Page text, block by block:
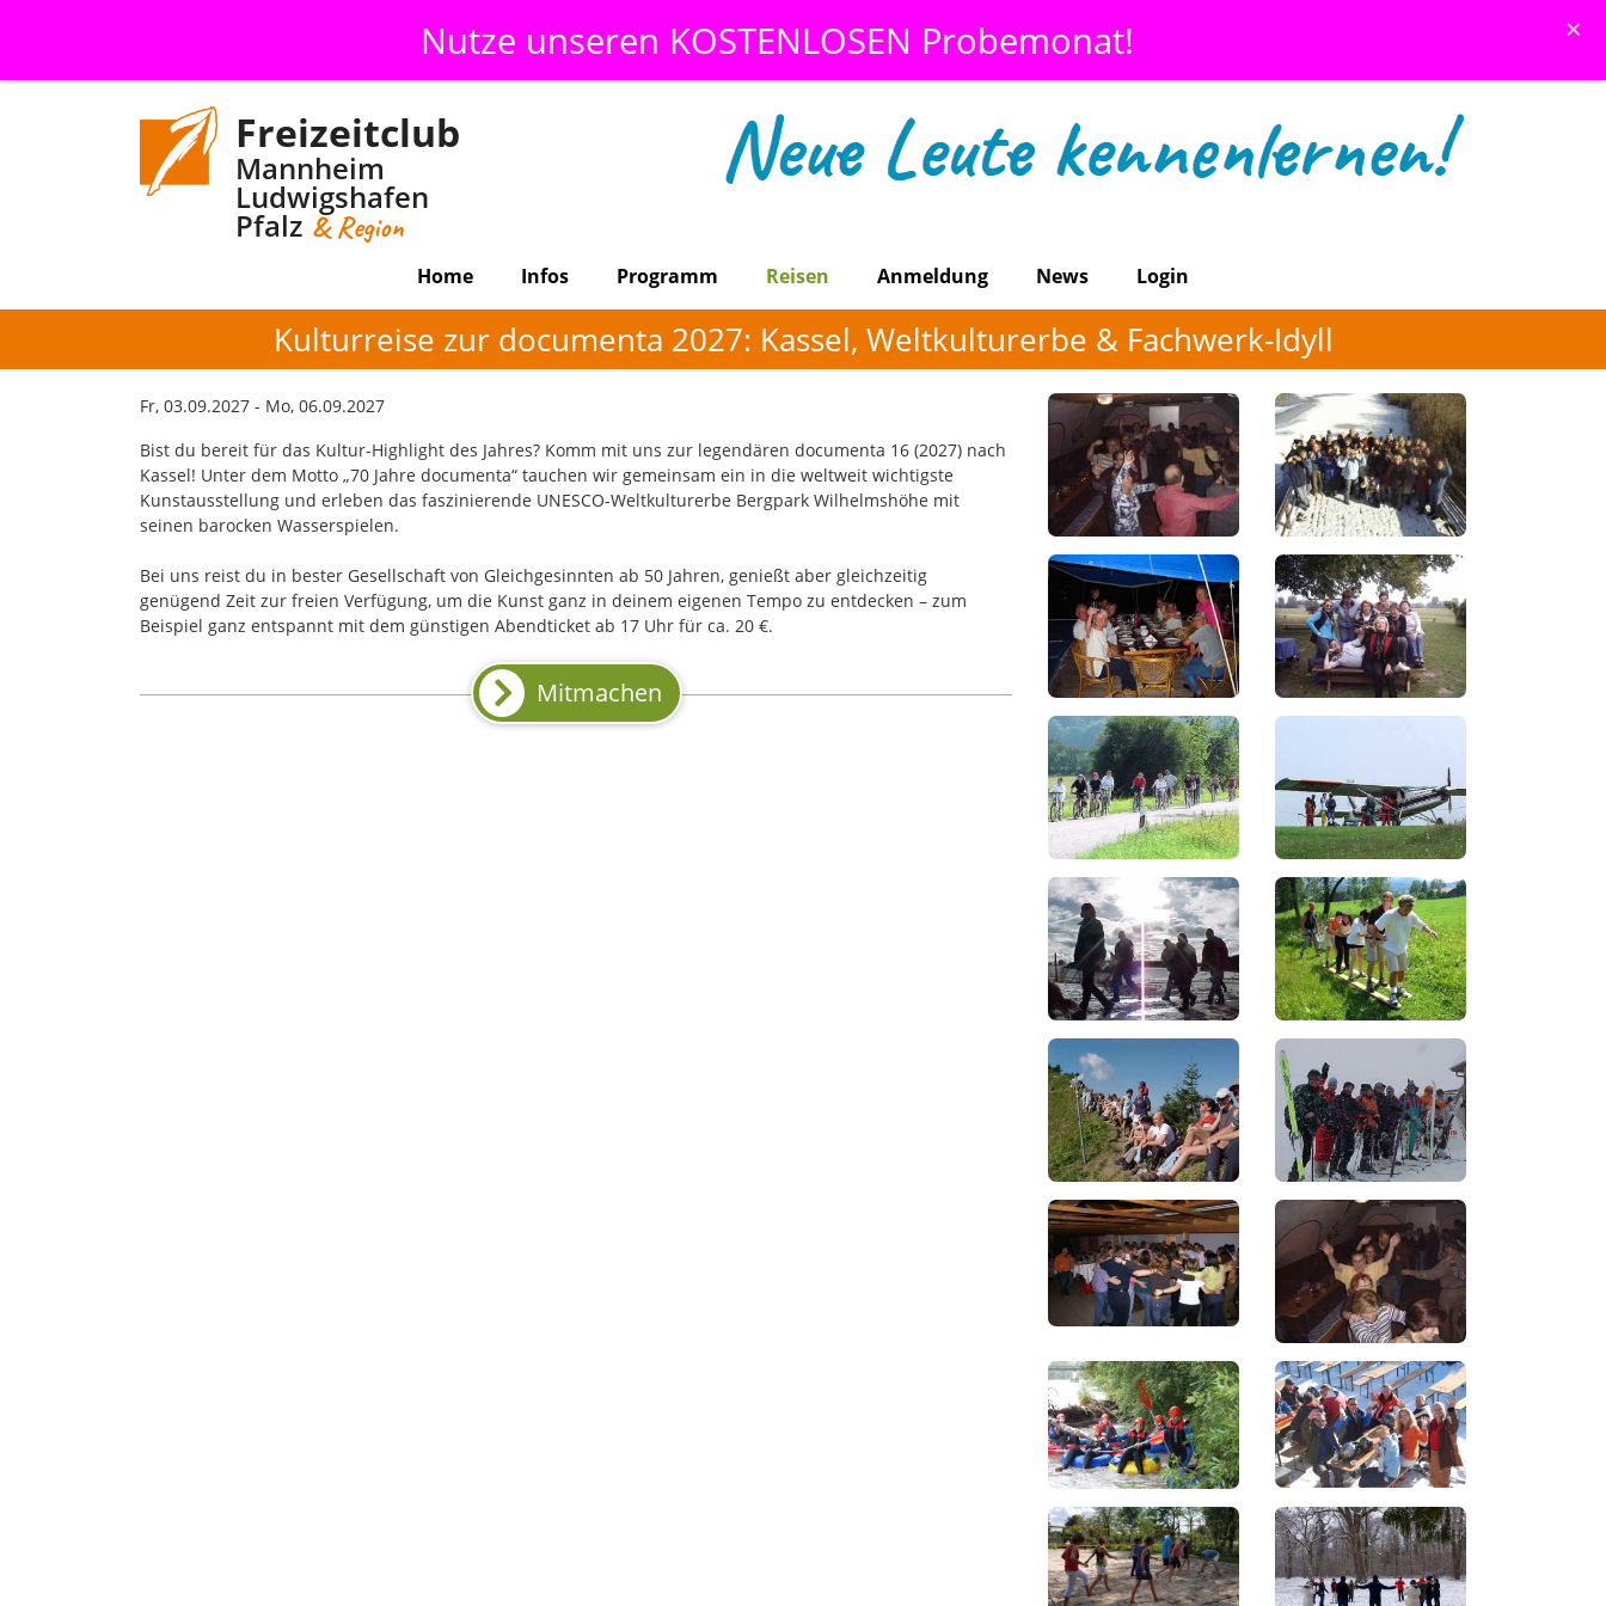
Nutze unseren KOSTENLOSEN Probemonat! ×
Freizeitclub
Mannheim
Ludwigshafen
Pfalz & Region
Home Infos Programm Reisen Anmeldung News Login
Kulturreise zur documenta 2027: Kassel, Weltkulturerbe & Fachwerk-Idyll
Fr, 03.09.2027 - Mo, 06.09.2027
Bist du bereit für das Kultur-Highlight des Jahres? Komm mit uns zur legendären documenta 16 (2027) nach
Kassel! Unter dem Motto „70 Jahre documenta“ tauchen wir gemeinsam ein in die weltweit wichtigste
Kunstausstellung und erleben das faszinierende UNESCO-Weltkulturerbe Bergpark Wilhelmshöhe mit
seinen barocken Wasserspielen.
Bei uns reist du in bester Gesellschaft von Gleichgesinnten ab 50 Jahren, genießt aber gleichzeitig
genügend Zeit zur freien Verfügung, um die Kunst ganz in deinem eigenen Tempo zu entdecken – zum
Beispiel ganz entspannt mit dem günstigen Abendticket ab 17 Uhr für ca. 20 €.
Mitmachen